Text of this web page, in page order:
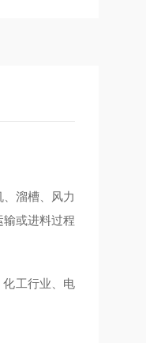
溜槽、风力
或进料过程
工行业、电